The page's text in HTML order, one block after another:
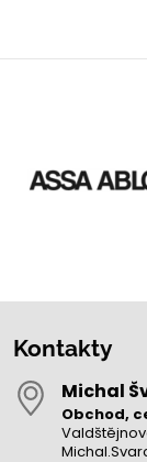
Kontakty
Michal
Obchod,